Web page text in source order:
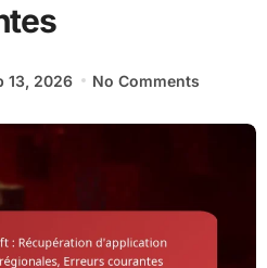
13, 2026 No Comments